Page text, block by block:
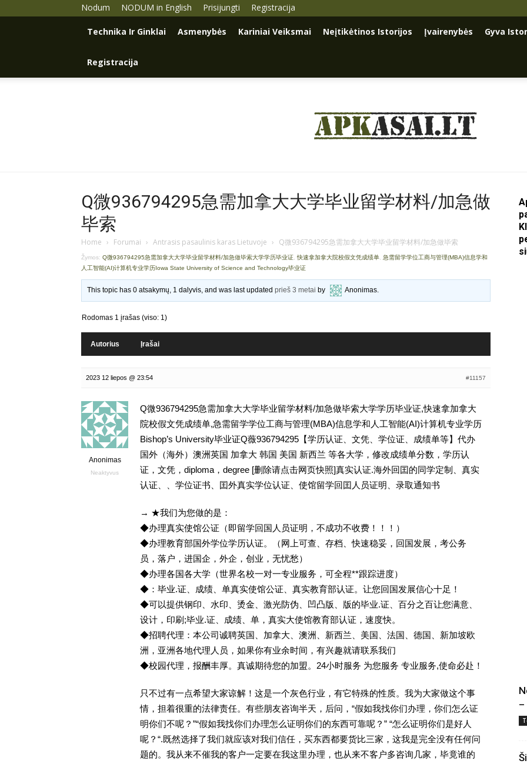
Nodum NODUM in English Prisijungti Registracija
Technika Ir Ginklai Asmenybės Kariniai Veiksmai Neįtikėtinos Istorijos Įvairenybės Gyva
Registracija
Q微936794295急需加拿大大学毕业留学材料/加急做
毕索
Home › Forumai › Antrasis pasaulinis karas Lietuvoje › Q微936794295急需加拿大大学毕业留学材料/加急做毕索
Žymos: Q微936794295急需加拿大大学毕业留学材料/加急做毕索大学学历毕业证 快速拿加拿大院校假文凭成绩单 急需留学学位工商与管理(MBA)信息学和
人工智能(AI)计算机专业学历Iowa State University of Science and Technology毕业证
This topic has 0 atsakymų, 1 dalyvis, and was last updatedprieš 3 metai by Anonimas.
Rodomas 1 įrašas (viso: 1)
Autorius Įrašai
2023 12 liepos @ 23:54 #11157
Anonimas
Neaktyvus
Q微936794295急需加拿大大学毕业留学材料/加急做毕索大学学历毕业证,快速拿加拿大
院校假文凭成绩单,急需留学学位工商与管理(MBA)信息学和人工智能(AI)计算机专业学历
Bishop’s University毕业证Q薇936794295【学历认证、文凭、学位证、成绩单等】代办
国外（海外）澳洲英国 加拿大 韩国 美国 新西兰 等各大学，修改成绩单分数，学历认
证，文凭，diploma，degree [删除请点击网页快照]真实认证.海外回囯的同学定制、真实
认证、、学位证书、囯外真实学位认证、使馆留学回囯人员证明、录取通知书
→ ★我们为您做的是：
◆办理真实使馆公证（即留学回国人员证明，不成功不收费！！！）
◆办理教育部国外学位学历认证。（网上可查、存档、快速稳妥，回国发展，考公务
员，落户，进国企，外企，创业，无忧愁）
◆办理各国各大学（世界名校一对一专业服务，可全程**跟踪进度）
◆：毕业.证、成绩、单真实使馆公证、真实教育部认证。让您回国发展信心十足！
◆可以提供钢印、水印、烫金、激光防伪、凹凸版、版的毕业.证、百分之百让您满意、
设计，印刷;毕业.证、成绩、单，真实大使馆教育部认证，速度快。
◆招聘代理：本公司诚聘英国、加拿大、澳洲、新西兰、美国、法国、德国、新加坡欧
洲，亚洲各地代理人员，如果你有业余时间，有兴趣就请联系我们
◆校园代理，报酬丰厚。真诚期待您的加盟。24小时服务 为您服务 专业服务,使命必赴！
只不过有一点希望大家谅解！这是一个灰色行业，有它特殊的性质。我为大家做这个事
情，担着很重的法律责任。有些朋友咨询半天，后问，“假如我找你们办理，你们怎么证
明你们不呢？”“假如我找你们办理怎么证明你们的东西可靠呢？” “怎么证明你们是好人
呢？“.既然选择了我们就应该对我们信任，买东西都要货比三家，这我是完全没有任何问
题的。我从来不催我的客户一定要在我这里办理，也从来不客户多咨询几家，毕竟谁的
–